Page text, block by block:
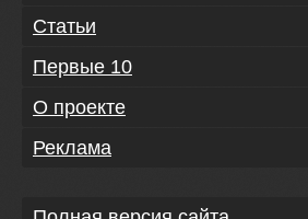
Статьи
Первые 10
О проекте
Реклама